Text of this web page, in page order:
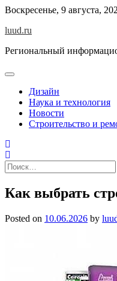
Skip
content
Воскресенье, 9 августа,
luud.ru
Региональный
Дизайн
Наука и технология
Новости
Строительство и
Найти:
Как выбрать
Posted on 10.06.2026 by